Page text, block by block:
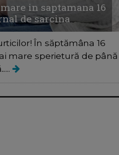
in saptamana 16
de sarcina
În săptămâna 16
mare sperietură de până